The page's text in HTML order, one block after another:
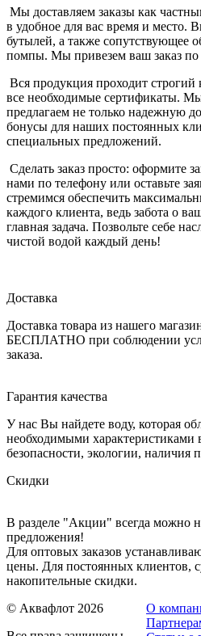
Мы доставляем заказы как
в удобное для вас время и место.
бутылей, а также сопутствующее
помпы. Мы привезем ваш заказ по
Вся продукция проходит строгий
все необходимые сертификаты.
предлагаем не только надежную
бонусы для наших постоянных
специальных предложений.
Сделать заказ просто: оформите
нами по телефону или оставьте
стремимся обеспечить
каждого клиента, ведь забота о
главная задача. Позвольте себе
чистой водой каждый день!
Доставка
Доставка товара из нашего
БЕСПЛАТНО при соблюдении
заказа.
Гарантия качества
У нас Вы найдете воду, которая
необходимыми характеристиками
безопасности, экологии, наличия
Скидки
В разделе "Акции" всегда можно
предложения!
Для оптовых заказов
цены. Для постоянных клиентов,
накопительные скидки.
© Аквафлот 2026
О